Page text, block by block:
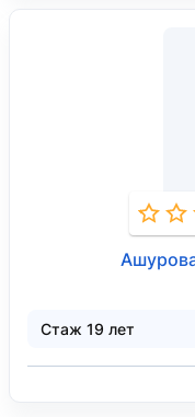
Стаж 19 лет